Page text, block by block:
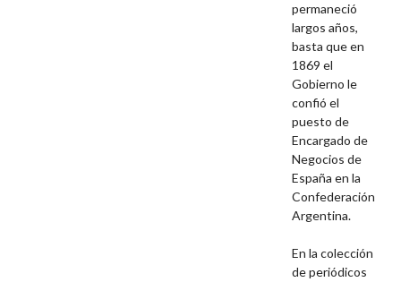
permaneció
largos años,
basta que en
1869 el
Gobierno le
confió el
puesto de
Encargado de
Negocios de
España en la
Confederación
Argentina.
En la colección
de periódicos